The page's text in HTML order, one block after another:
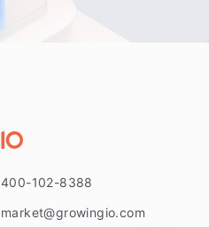
400-102-8388
market@growingio.com